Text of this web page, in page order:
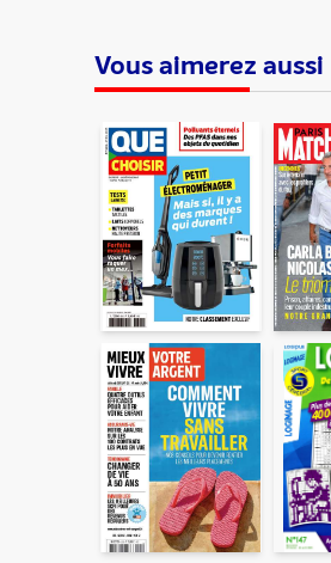
En partageant du contenu, vous
informations soient traitées par
Dékuple), responsable de traitement,
votre demande de recommandation
Vous certifiez également ne pas
Votre adresse email et celle de votre
pour cet envoi à la suite duquel elles
automatiquement supprimées. Pour en
notre rubrique "Données personnelles".
Vous aimerez aussi